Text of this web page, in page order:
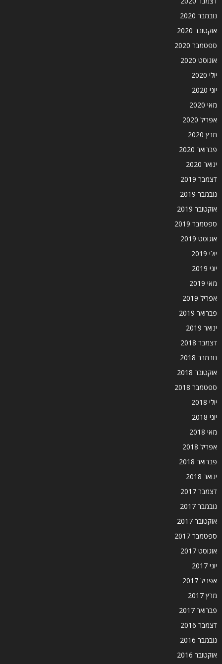
נובמבר 2020
אוקטובר 2020
ספטמבר 2020
אוגוסט 2020
יולי 2020
יוני 2020
מאי 2020
אפריל 2020
מרץ 2020
פברואר 2020
ינואר 2020
דצמבר 2019
נובמבר 2019
אוקטובר 2019
ספטמבר 2019
אוגוסט 2019
יולי 2019
יוני 2019
מאי 2019
אפריל 2019
פברואר 2019
ינואר 2019
דצמבר 2018
נובמבר 2018
אוקטובר 2018
ספטמבר 2018
יולי 2018
יוני 2018
מאי 2018
אפריל 2018
פברואר 2018
ינואר 2018
דצמבר 2017
נובמבר 2017
אוקטובר 2017
ספטמבר 2017
אוגוסט 2017
יוני 2017
אפריל 2017
מרץ 2017
פברואר 2017
דצמבר 2016
נובמבר 2016
אוקטובר 2016